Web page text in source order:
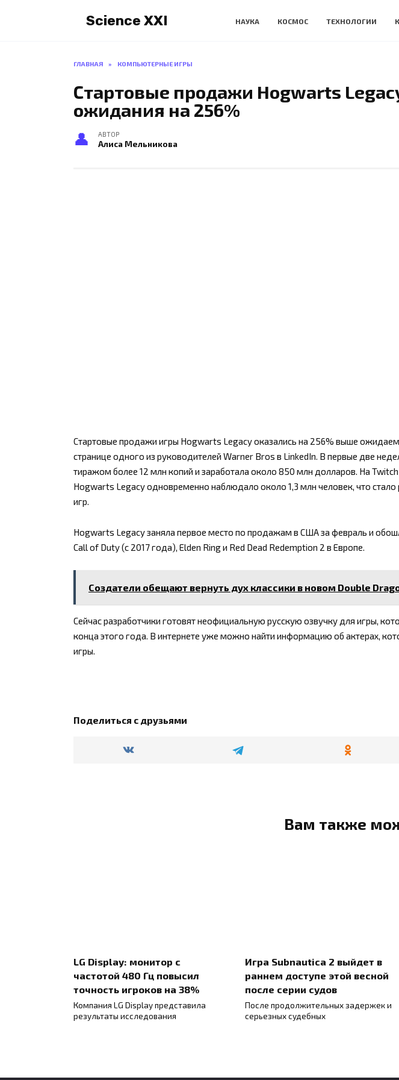
Science XXI НАУКА КОСМОС ТЕХНОЛОГИИ
ГЛАВНАЯ » КОМПЬЮТЕРНЫЕ ИГРЫ
Стартовые продажи Hogwarts
ожидания на 256%
АВТОР
Алиса Мельникова
Стартовые продажи игры Hogwarts Legacy оказались на 256% выше
странице одного из руководителей Warner Bros в LinkedIn. В первые две
тиражом более 12 млн копий и заработала около 850 млн долларов. На
Hogwarts Legacy одновременно наблюдало около 1,3 млн человек, что
игр.
Hogwarts Legacy заняла первое место по продажам в США за февраль и
Call of Duty (с 2017 года), Elden Ring и Red Dead Redemption 2 в Европе.
Создатели обещают вернуть дух классики в новом Double
Сейчас разработчики готовят неофициальную русскую озвучку для игры,
конца этого года. В интернете уже можно найти информацию об актерах,
игры.
Поделиться с друзьями
Вам также
LG Display: монитор с
частотой 480 Гц повысил
точность игроков на 38%
Компания LG Display представила
результаты исследования
Игра Subnautica 2 выйдет в
раннем доступе этой весной
после серии судов
После продолжительных задержек и
серьезных судебных